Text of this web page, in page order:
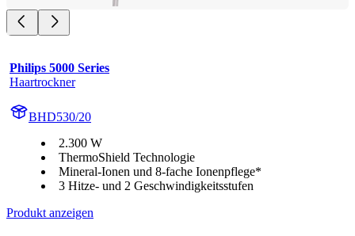
Philips 5000 Series
Haartrockner
BHD530/20
2.300 W
ThermoShield Technologie
Mineral-Ionen und 8-fache Ionenpflege*
3 Hitze- und 2 Geschwindigkeitsstufen
Produkt anzeigen